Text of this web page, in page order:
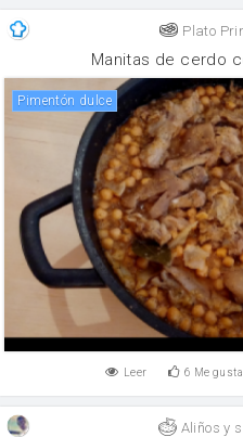
Plato
Manitas de cerdo
Pimentón dulce
Leer 6 Me gusta
Aliños y